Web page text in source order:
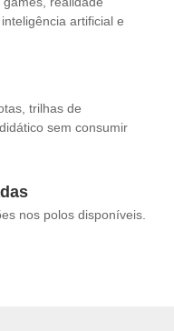
artificial e
trilhas de
sem consumir
nos polos disponíveis.